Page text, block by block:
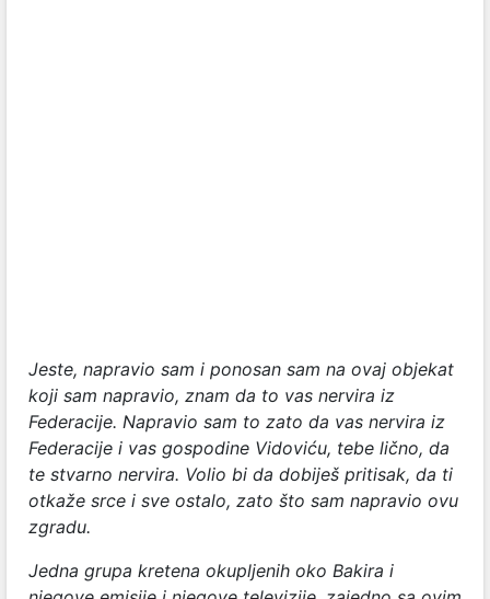
Jeste, napravio sam i ponosan sam na ovaj objekat
koji sam napravio, znam da to vas nervira iz
Federacije. Napravio sam to zato da vas nervira iz
Federacije i vas gospodine Vidoviću, tebe lično, da
te stvarno nervira. Volio bi da dobiješ pritisak, da ti
otkaže srce i sve ostalo, zato što sam napravio ovu
zgradu.
Jedna grupa kretena okupljenih oko Bakira i